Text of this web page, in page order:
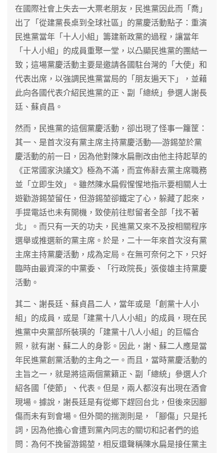
在國際社會上失去一大票老朋友，民進黨因此而「喬」
出了「從建黨長桌到全球社區」的黨慶活動點子：重演
民進黨當年「十人小組」籌建新政黨的過程，讓當年
「十人小組」的成員重聚一堂，以凸顯民進黨的團結一
致；這場黨慶活動主要是邀請各國駐台灣的「大使」和
代表出席，以強調民進黨當局的「朋友遍天下」，並藉
此向各國代表介紹民進黨的正、副「總統」參選人謝長
廷、蘇貞昌。
然而，民進黨的這個黨慶活動，卻出現了怪事一籮筐：
其一、是首次沒有黨主席主持黨慶活動──游錫堃於黨
慶活動的前一日，因為他對陳水扁刪改由他主持起草的
《正常國家決議文》極為不滿，而宣佈辭去黨主席職務
並「立即生效」。雖然陳水扁假惺惺地指示要相關人士
遊勸游錫堃留任，但游錫堃卻鐵定了心，躲藏了起來，
手提電話也未有開機，致使前往慰留者全部「找不著
北」。而只有一天的功夫，民進黨又來不及按相關程序
選舉或推選新的黨主席。於是，二十一年來首次沒有黨
主席主持黨慶活動，成為定局。在無可奈何之下，只好
臨時由最資深的中黨委、「行政院長」張俊雄主持黨慶
活動。
其二、謝長廷、蘇貞昌二人，當年或是「創黨十人小
組」的成員，或是「建黨十八人小組」的成員，現在民
進黨中央黨部所裝璜的「建黨十八人小組」的巨幅合
照，就有謝、蘇二人的身影。因此，謝、蘇二人應是當
年民進黨創黨活動的主角之一。而且，當時黨慶活動的
主旨之一，就是將這兩個黨籍正、副「總統」參選人介
紹各國「使節」、代表。但是，兩人都沒有出現在酒會
現場。據說，謝長廷是有從鄉下趕回台北，但後來因腳
傷而未有到會場。但外間的揣測則是，「腳傷」只是托
詞，因為他擔心會遭到黨內同志的關切和記者們的追
問：為何不挽留游錫堃，相反還聲稱陳水扁是接任黨主